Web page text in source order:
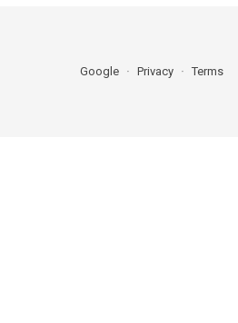
Google Privacy Terms